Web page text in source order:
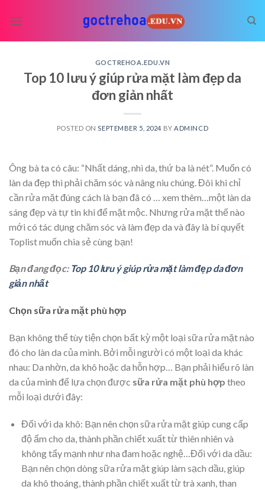
GOCTREHOA.EDU.VN
Top 10 lưu ý giúp rửa mặt làm đẹp da
đơn giản nhất
POSTED ON SEPTEMBER 5, 2024 BY ADMINCD
Ông bà ta có câu: “Nhất dáng, nhì da, thứ ba là nét”. Muốn có
làn da đẹp thì phải chăm sóc và nâng niu chúng. Đôi khi chỉ
cần rửa mặt đúng cách là bạn đã có
… xem thêm… một làn da
sáng đẹp và tự tin khi để mặt mộc. Nhưng rửa mặt thế nào
mới có tác dụng chăm sóc và làm đẹp da và đây là bí quyết
Toplist muốn chia sẻ cùng bạn!
Bạn đang đọc: Top 10 lưu ý giúp rửa mặt làm đẹp da đơn
giản nhất
Chọn sữa rửa mặt phù hợp
Bạn không thể tùy tiện chọn bất kỳ một loại sữa rửa mặt nào
đó cho làn da của mình. Bởi mỗi người có một loại da khác
nhau: Da nhờn, da khô hoặc da hỗn hợp… Bạn phải hiểu rõ làn
da của mình để lựa chọn được sữa rửa mặt phù hợp theo
mỗi loại dưới đây:
Đối với da khô: Bạn nên chọn sữa rửa mặt giúp cung cấp
độ ẩm cho da, thành phần chiết xuất từ thiên nhiên và
không tẩy mạnh như nha đam hoặc nghệ…Đối với da dầu:
Bạn nên chọn dòng sữa rửa mặt giúp làm sạch dầu, giúp
da khô thoáng, thành phần chiết xuất từ trà xanh, than